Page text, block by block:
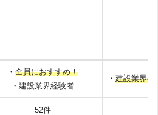
・ 全員におすすめ！
・建設業界経験者
・ 建設業界の
52件